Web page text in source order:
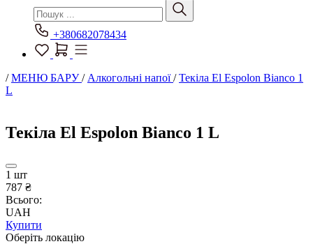
+380682078434
/МЕНЮ БАРУ/ Алкогольні напої/Текіла El Espolon Bianco 1
L
Текіла El Espolon Bianco 1 L
1 шт
787 ₴
Всього:
UAH
Купити
Оберіть локацію